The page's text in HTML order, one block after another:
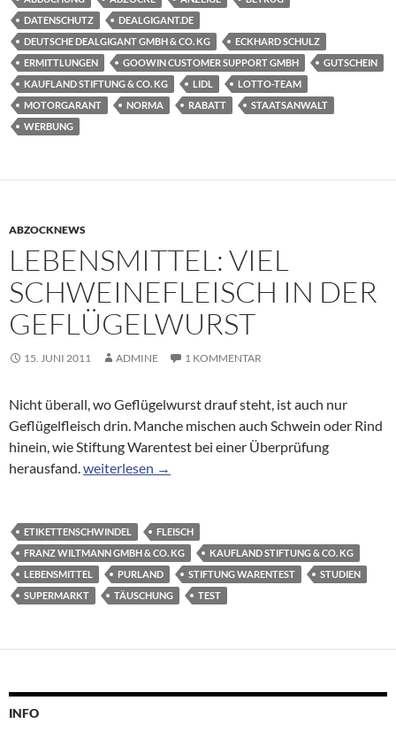
DATENSCHUTZ
DEALGIGANT.DE
DEUTSCHE DEALGIGANT GMBH & CO. KG
ECKHARD SCHULZ
ERMITTLUNGEN
GOOWIN CUSTOMER SUPPORT GMBH
GUTSCHEIN
KAUFLAND STIFTUNG & CO. KG
LIDL
LOTTO-TEAM
MOTORGARANT
NORMA RABATT
STAATSANWALT
WERBUNG
ABZOCKNEWS
LEBENSMITTEL: VIEL
SCHWEINEFLEISCH IN DER
GEFLÜGELWURST
15. JUNI 2011 ADMINE 1 KOMMENTAR
Nicht überall, wo Geflügelwurst drauf steht, ist auch nur
Geflügelfleisch drin. Manche mischen auch Schwein oder Rind
hinein, wie Stiftung Warentest bei einer Überprüfung
herausfand.Lebensmittel: Viel Schweinefleisch in der
weiterlesen →
ETIKETTENSCHWINDEL
FLEISCH
FRANZ WILTMANN GMBH & CO. KG
KAUFLAND STIFTUNG & CO. KG
LEBENSMITTEL
PURLAND STIFTUNG WARENTEST
STUDIEN
SUPERMARKT
TÄUSCHUNG TEST
INFO